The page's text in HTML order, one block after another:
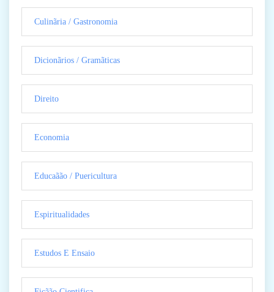
Culinãria / Gastronomia
Dicionãrios / Gramãticas
Direito
Economia
Educaãão / Puericultura
Espiritualidades
Estudos E Ensaio